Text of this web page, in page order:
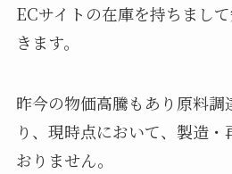
ECサイトの在庫を持ちまし
きます。
昨今の物価高騰もあり原料
り、現時点において、製造
おりません。